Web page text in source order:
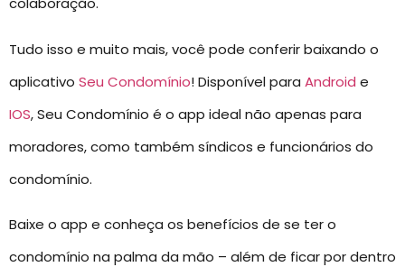
Tudo isso e muito mais, você pode conferir baixando o
aplicativo Seu Condomínio! Disponível para Android e
IOS, Seu Condomínio é o app ideal não apenas para
moradores, como também síndicos e funcionários do
condomínio.
Baixe o app e conheça os benefícios de se ter o
condomínio na palma da mão – além de ficar por dentro